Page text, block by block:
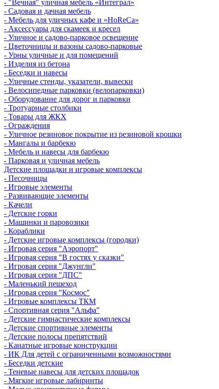
- "Вечная" уличная мебель «Интеграл»
- Садовая и дачная мебель
- Мебель для уличных кафе и «HoReCa»
- Аксессуары для скамеек и кресел
- Уличное и садово-парковое освещение
- Цветочницы и вазоны садово-парковые
- Урны уличные и для помещений
- Изделия из бетона
- Беседки и навесы
- Уличные стенды, указатели, вывески
- Велосипедные парковки (велопарковки)
- Оборудование для дорог и парковки
- Тротуарные столбики
- Товары для ЖКХ
- Ограждения
- Уличное резиновое покрытие из резиновой крошки
- Мангалы и барбекю
- Мебель и навесы для барбекю
- Парковая и уличная мебель
Детские площадки и игровые комплексы
- Песочницы
- Игровые элементы
- Развивающие элементы
- Качели
- Детские горки
- Машинки и паровозики
- Кораблики
- Детские игровые комплексы (городки)
- Игровая серия "Аэропорт"
- Игровая серия "В гостях у сказки"
- Игровая серия "Джунгли"
- Игровая серия "ДПС"
- Маленький пешеход
- Игровая серия "Космос"
- Игровые комплексы ТКМ
- Спортивная серия "Альфа"
- Детские гимнастические комплексы
- Детские спортивные элементы
- Детские полосы препятствий
- Канатные игровые конструкции
- ИК Для детей с ограниченными возможностями
- Беседки детские
- Теневые навесы для детских площадок
- Мягкие игровые лабиринты